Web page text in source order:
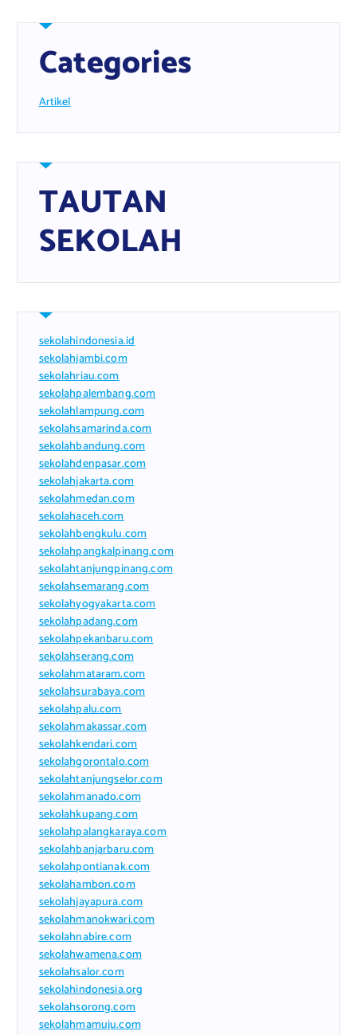
Categories
Artikel
TAUTAN
SEKOLAH
sekolahindonesia.id
sekolahjambi.com
sekolahriau.com
sekolahpalembang.com
sekolahlampung.com
sekolahsamarinda.com
sekolahbandung.com
sekolahdenpasar.com
sekolahjakarta.com
sekolahmedan.com
sekolahaceh.com
sekolahbengkulu.com
sekolahpangkalpinang.com
sekolahtanjungpinang.com
sekolahsemarang.com
sekolahyogyakarta.com
sekolahpadang.com
sekolahpekanbaru.com
sekolahserang.com
sekolahmataram.com
sekolahsurabaya.com
sekolahpalu.com
sekolahmakassar.com
sekolahkendari.com
sekolahgorontalo.com
sekolahtanjungselor.com
sekolahmanado.com
sekolahkupang.com
sekolahpalangkaraya.com
sekolahbanjarbaru.com
sekolahpontianak.com
sekolahambon.com
sekolahjayapura.com
sekolahmanokwari.com
sekolahnabire.com
sekolahwamena.com
sekolahsalor.com
sekolahindonesia.org
sekolahsorong.com
sekolahmamuju.com